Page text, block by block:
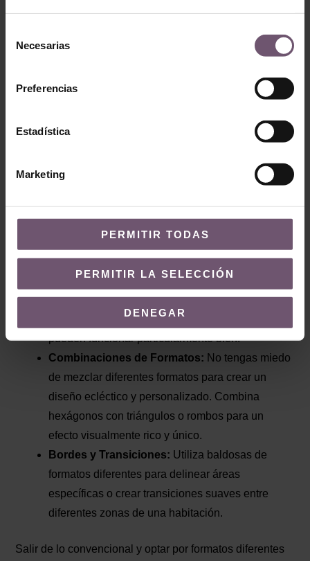
Necesarias
Preferencias
Estadística
Marketing
PERMITIR TODAS
PERMITIR LA SELECCIÓN
DENEGAR
emocionante de añadir estilo y personalidad. Aquí tienes
diferente en una pared de acento para crear un
formatos hexagonales o triangulares pueden
Crea patrones de suelo
únicos utilizando baldosas romboidales o
completamente el ambiente de una habitación,
haciéndola más atractiva y moderna.
Espacios Pequeños:En baños pequeños o
cocinas, las baldosas de formato diferente
pueden añadir un toque especial sin abrumar el
espacio. Los formatos pequeños y geométricos
pueden funcionar particularmente bien.
Combinaciones de Formatos: No tengas miedo
de mezclar diferentes formatos para crear un
diseño ecléctico y personalizado. Combina
hexágonos con triángulos o rombos para un
efecto visualmente rico y único.
Bordes y Transiciones: Utiliza baldosas de
formatos diferentes para delinear áreas
específicas o crear transiciones suaves entre
diferentes zonas de una habitación.
Salir de lo convencional y optar por formatos diferentes